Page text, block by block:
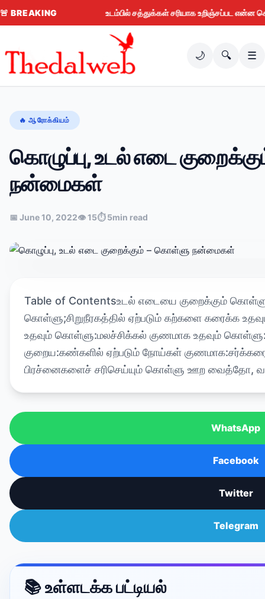
🚨BREAKING உடம்பில் சத்துக்கள் சரியாக உறிஞ்சப்பட என்ன செய்ய
🌙 🔍 ☰
🔥 ஆரோக்கியம்
கொழுப்பு, உடல் எடை
நன்மைகள்
📅 June 10, 2022👁 15⏱ 5min read
Table of Contentsஉடல் எடையை குறைக்கும்
கொள்ளு;சிறுநீரகத்தில் ஏற்படும் கற்களை கரைக்க
உதவும் கொள்ளு:மலச்சிக்கல் குணமாக உதவும்
குறைய:கண்களில் ஏற்படும் நோய்கள்
பிரச்னைகளைச் சரிசெய்யும் கொள்ளு ஊற வைத்தோ,
WhatsApp
Facebook
Twitter
Telegram
📚 உள்ளடக்க பட்டியல்